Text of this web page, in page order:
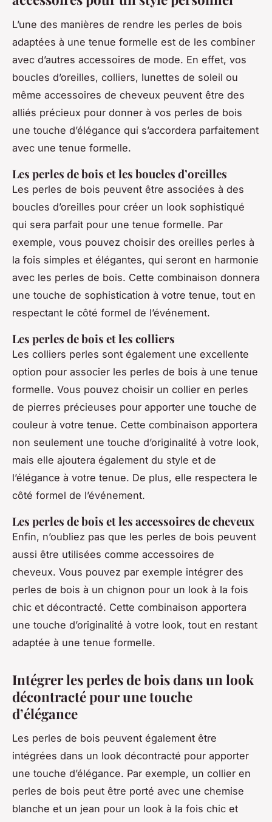
L’une des manières de rendre les perles de bois
adaptées à une tenue formelle est de les combiner
avec d’autres accessoires de mode. En effet, vos
boucles d’oreilles, colliers, lunettes de soleil ou
même accessoires de cheveux peuvent être des
alliés précieux pour donner à vos perles de bois
une touche d’élégance qui s’accordera parfaitement
avec une tenue formelle.
Les perles de bois et les boucles d’oreilles
Les perles de bois peuvent être associées à des
boucles d’oreilles pour créer un look sophistiqué
qui sera parfait pour une tenue formelle. Par
exemple, vous pouvez choisir des oreilles perles à
la fois simples et élégantes, qui seront en harmonie
avec les perles de bois. Cette combinaison donnera
une touche de sophistication à votre tenue, tout en
respectant le côté formel de l’événement.
Les perles de bois et les colliers
Les colliers perles sont également une excellente
option pour associer les perles de bois à une tenue
formelle. Vous pouvez choisir un collier en perles
de pierres précieuses pour apporter une touche de
couleur à votre tenue. Cette combinaison apportera
non seulement une touche d’originalité à votre look,
mais elle ajoutera également du style et de
l’élégance à votre tenue. De plus, elle respectera le
côté formel de l’événement.
Les perles de bois et les accessoires de cheveux
Enfin, n’oubliez pas que les perles de bois peuvent
aussi être utilisées comme accessoires de
cheveux. Vous pouvez par exemple intégrer des
perles de bois à un chignon pour un look à la fois
chic et décontracté. Cette combinaison apportera
une touche d’originalité à votre look, tout en restant
adaptée à une tenue formelle.
Intégrer les perles de bois dans un look
décontracté pour une touche
d’élégance
Les perles de bois peuvent également être
intégrées dans un look décontracté pour apporter
une touche d’élégance. Par exemple, un collier en
perles de bois peut être porté avec une chemise
blanche et un jean pour un look à la fois chic et